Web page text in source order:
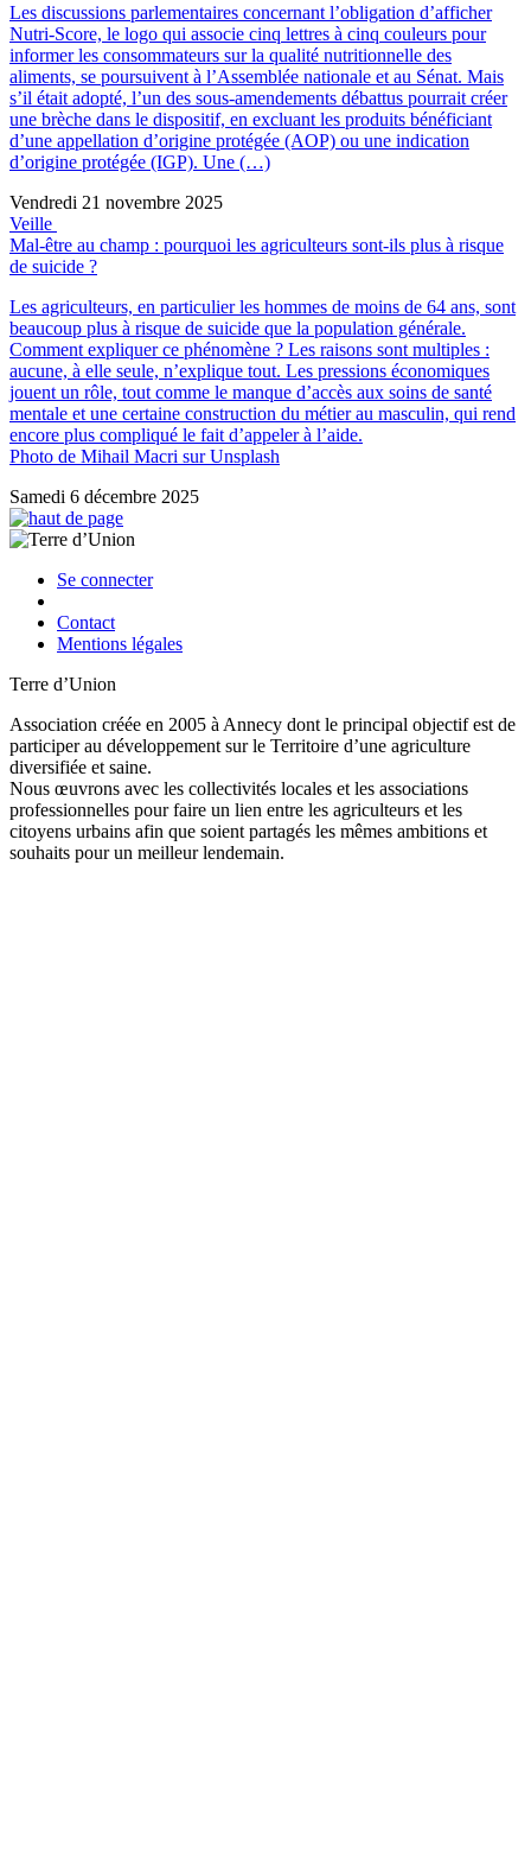
Les discussions parlementaires concernant l’obligation d’afficher
Nutri-Score, le logo qui associe cinq lettres à cinq couleurs pour
informer les consommateurs sur la qualité nutritionnelle des
aliments, se poursuivent à l’Assemblée nationale et au Sénat. Mais
s’il était adopté, l’un des sous-amendements débattus pourrait créer
une brèche dans le dispositif, en excluant les produits bénéficiant
d’une appellation d’origine protégée (AOP) ou une indication
d’origine protégée (IGP). Une (…)
Vendredi 21 novembre 2025
Veille
Mal-être au champ : pourquoi les agriculteurs sont-ils plus à risque
de suicide ?
Les agriculteurs, en particulier les hommes de moins de 64 ans, sont
beaucoup plus à risque de suicide que la population générale.
Comment expliquer ce phénomène ? Les raisons sont multiples :
aucune, à elle seule, n’explique tout. Les pressions économiques
jouent un rôle, tout comme le manque d’accès aux soins de santé
mentale et une certaine construction du métier au masculin, qui rend
encore plus compliqué le fait d’appeler à l’aide.
Photo de Mihail Macri sur Unsplash
Samedi 6 décembre 2025
Se connecter
Contact
Mentions légales
Terre d’Union
Association créée en 2005 à Annecy dont le principal objectif est de
participer au développement sur le Territoire d’une agriculture
diversifiée et saine.
Nous œuvrons avec les collectivités locales et les associations
professionnelles pour faire un lien entre les agriculteurs et les
citoyens urbains afin que soient partagés les mêmes ambitions et
souhaits pour un meilleur lendemain.